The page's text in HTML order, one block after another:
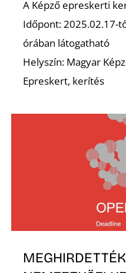
A Képző epreskerti
Időpont: 2025.02.17-
órában látogatható
Helyszín: Magyar
Epreskert, kerítés